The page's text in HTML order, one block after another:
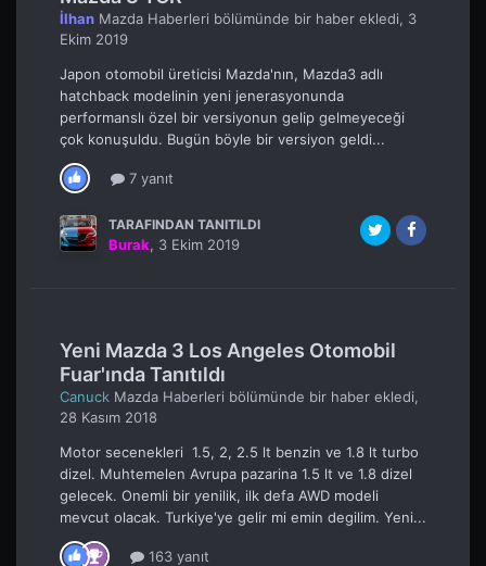
İlhan Mazda Haberleri bölümünde bir haber ekledi, 3
Ekim 2019
Japon otomobil üreticisi Mazda'nın, Mazda3 adlı
hatchback modelinin yeni jenerasyonunda
performanslı özel bir versiyonun gelip gelmeyeceği
çok konuşuldu. Bugün böyle bir versiyon geldi...
7 yanıt
TARAFINDAN TANITILDI
Burak, 3 Ekim 2019
Yeni Mazda 3 Los Angeles Otomobil
Fuar'ında Tanıtıldı
Canuck Mazda Haberleri bölümünde bir haber ekledi,
28 Kasım 2018
Motor secenekleri 1.5, 2, 2.5 lt benzin ve 1.8 lt turbo
dizel. Muhtemelen Avrupa pazarina 1.5 lt ve 1.8 dizel
gelecek. Onemli bir yenilik, ilk defa AWD modeli
mevcut olacak. Turkiye'ye gelir mi emin degilim. Yeni...
163 yanıt